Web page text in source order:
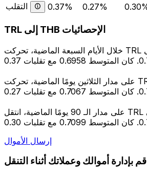
التقلب
0.37% 0.27%
TRL إلى THB الإحصائيات
خلال الأيام السبعة الماضية، تحركت TRL إلى THB بين 0.6900 و
على مدار الثلاثين يومًا الماضية، تحركت TRL إلى THB بين
على مدار الـ 90 يومًا الماضية، انتقل TRL إلى THB بين 0.6900
إرسال الأموال
قم بإدارة أموالك وعملاتك أثناء التنقل